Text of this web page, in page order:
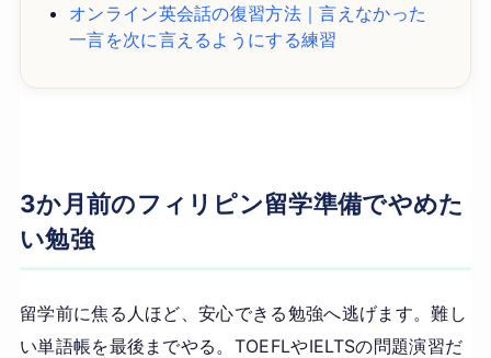
オンライン英会話の復習方法｜言えなかった
一言を次に言えるようにする練習
3か月前のフィリピン留学準備でやめた
い勉強
留学前に焦る人ほど、安心できる勉強へ逃げます。難し
い単語帳を最後までやる。TOEFLやIELTSの問題演習だ